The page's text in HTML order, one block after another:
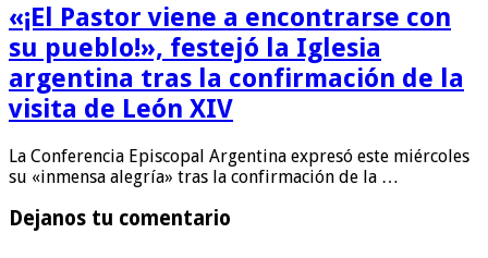
«¡El Pastor viene a encontrarse con
su pueblo!», festejó la Iglesia
argentina tras la confirmación de la
visita de León XIV
La Conferencia Episcopal Argentina expresó este miércoles
su «inmensa alegría» tras la confirmación de la …
Dejanos tu comentario